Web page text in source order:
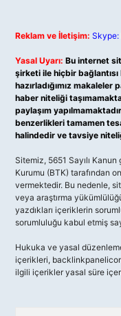
Reklam ve İletişim:
Yasal Uyarı: Bu internet
şirketi ile hiçbir
hazırladığımız
haber niteliği
paylaşım
benzerlikleri tamamen
halindedir ve tavsiye
Sitemiz, 5651 Sayılı
Kurumu (BTK) tarafından
vermektedir. Bu nedenle,
veya araştırma
yazdıkları içeriklerin
sorumluluğu kabul etmiş
Hukuka ve yasal
içerikleri,
ilgili içerikler yasal süre